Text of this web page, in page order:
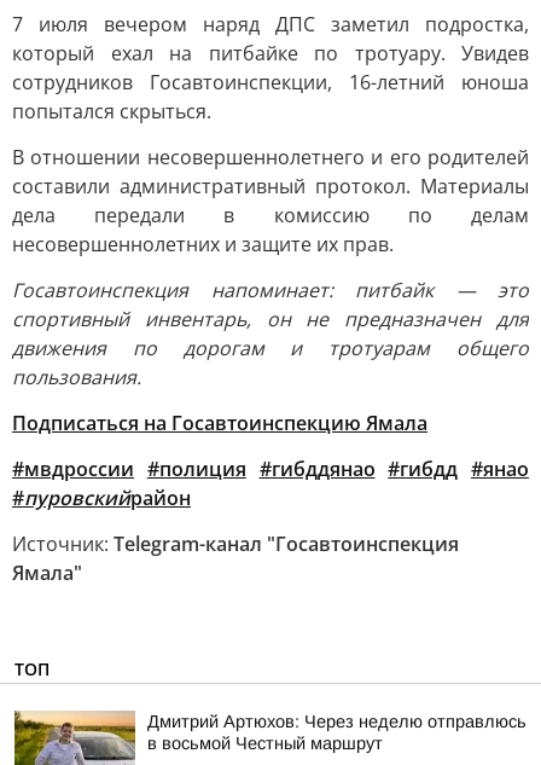
7 июля вечером наряд ДПС заметил подростка,
который ехал на питбайке по тротуару. Увидев
сотрудников Госавтоинспекции, 16-летний юноша
попытался скрыться.
В отношении несовершеннолетнего и его родителей
составили административный протокол. Материалы
дела передали в комиссию по делам
несовершеннолетних и защите их прав.
Госавтоинспекция напоминает: питбайк — это
спортивный инвентарь, он не предназначен для
движения по дорогам и тротуарам общего
пользования.
Подписаться на Госавтоинспекцию Ямала
#мвдроссии #полиция #гибддянао #гибдд #янао
#пуровскийрайон
Источник: Telegram-канал "Госавтоинспекция
Ямала"
ТОП
Дмитрий Артюхов: Через неделю отправлюсь
в восьмой Честный маршрут